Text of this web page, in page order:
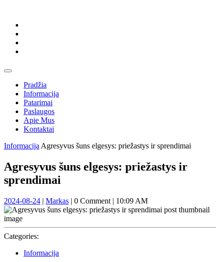
content
Skip
content
Open
ButtonPradžia
Informacija
Patarimai
Paslaugos
Apie Mus
Kontaktai
Close
Informacija Agresyvus šuns elgesys: priežastys ir sprendimai
Agresyvus šuns elgesys: priežastys ir
sprendimai
2024-08-242024-
08-
| MarkasMarkas
| 0 Comment | 10:09 AM
Categories:
Informacija